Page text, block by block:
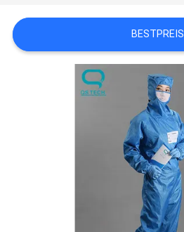
NACHRICHTEN
FORDERN
BESTPREIS